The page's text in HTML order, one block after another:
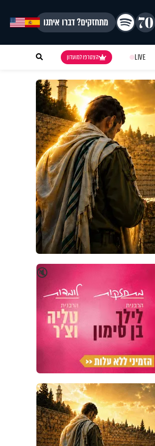
מתחזקים? דברו איתנו
LIVE הצטרפו למועדון
🔇